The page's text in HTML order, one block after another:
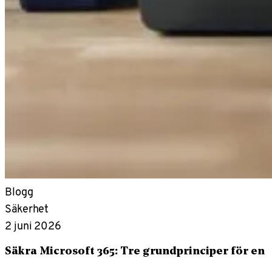
Blogg
Säkerhet
2 juni 2026
Säkra Microsoft 365: Tre grundprinciper för en